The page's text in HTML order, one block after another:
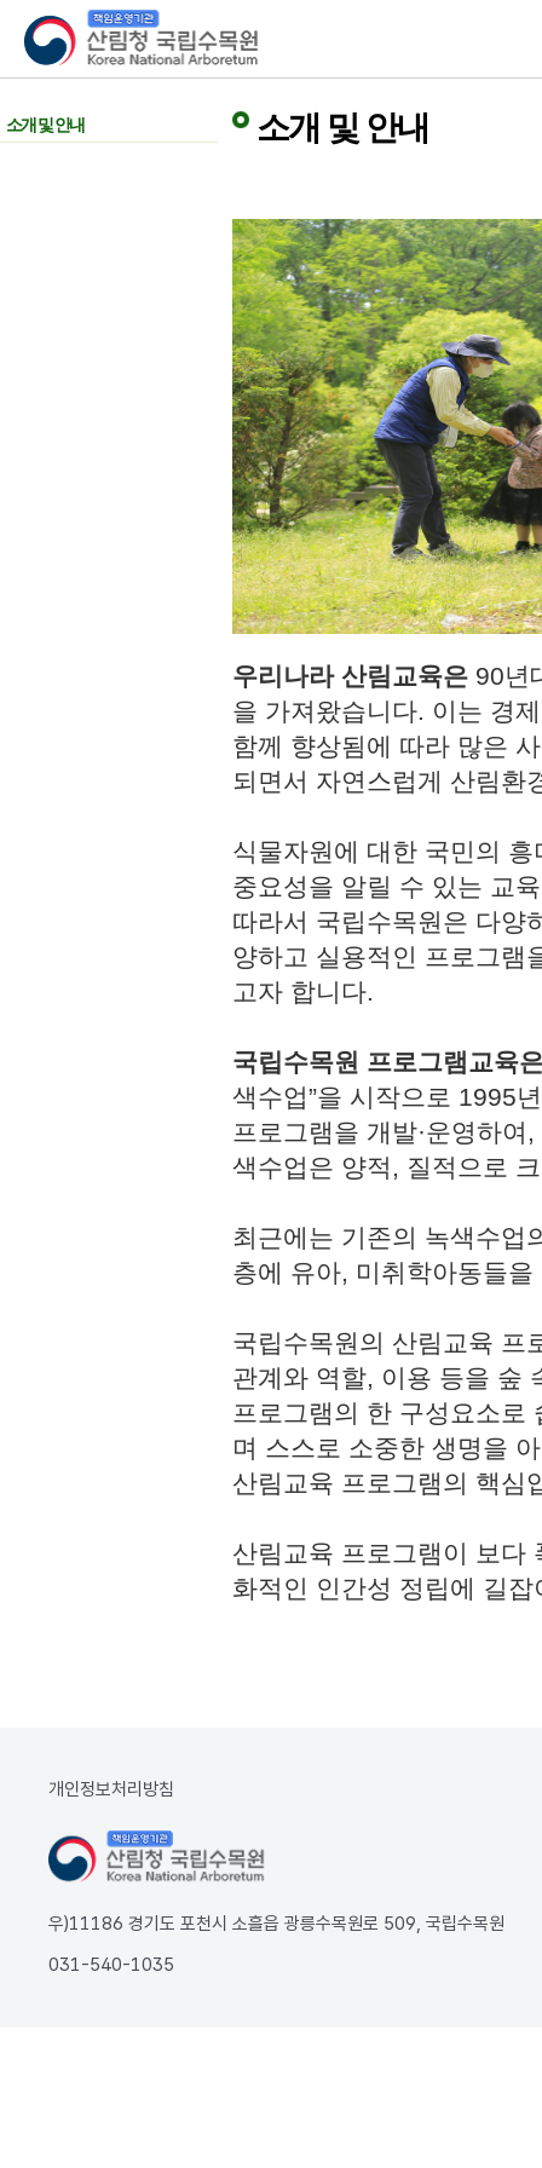
산림청 국립수목원
소개 및 안내 소개 및 안내
우리나라 산림교육은 90년
을 가져왔습니다. 이는 경
함께 향상됨에 따라 많은
되면서 자연스럽게 산림환
식물자원에 대한 국민의
중요성을 알릴 수 있는 교
따라서 국립수목원은 다양
양하고 실용적인 프로그램
고자 합니다.
국립수목원 프로그램교육
색수업”을 시작으로 1995
프로그램을 개발·운영하
색수업은 양적, 질적으로
최근에는 기존의 녹색수업
층에 유아, 미취학아동들
국립수목원의 산림교육 프
관계와 역할, 이용 등을 숲
프로그램의 한 구성요소로
며 스스로 소중한 생명을
산림교육 프로그램의 핵심
산림교육 프로그램이 보다
화적인 인간성 정립에 길
개인정보처리방침
우)11186 경기도 포천시 소흘읍 광릉수목원로 509, 국립수목원
031-540-1035